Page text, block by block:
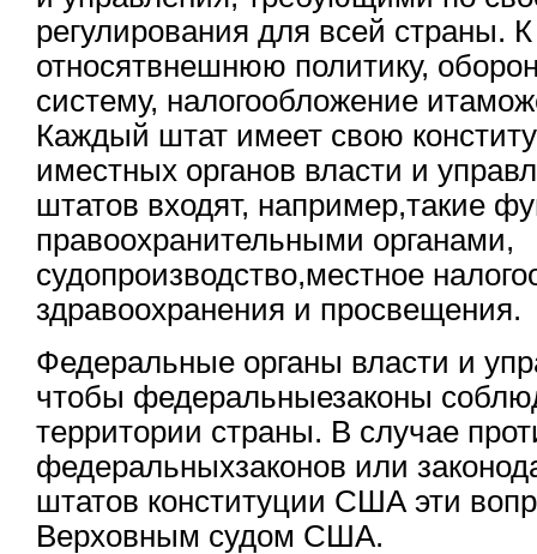
регулирования для всей страны.
относятвнешнюю политику,
систему, налогообложение
Каждый штат имеет свою
иместных органов власти и
штатов входят, например,такие
правоохранительными органами,
судопроизводство,местное
здравоохранения и просвещения.
Федеральные органы власти и
чтобы федеральныезаконы
территории страны. В случае
федеральныхзаконов или
штатов конституции США эти
Верховным судом США.